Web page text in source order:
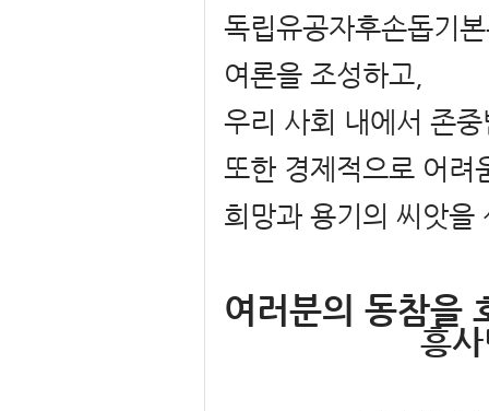
독립유공자후손돕기
여론을 조성하고,
우리 사회 내에서 존
또한 경제적으로 어려
희망과 용기의 씨앗을
여러분의 동참을
흥